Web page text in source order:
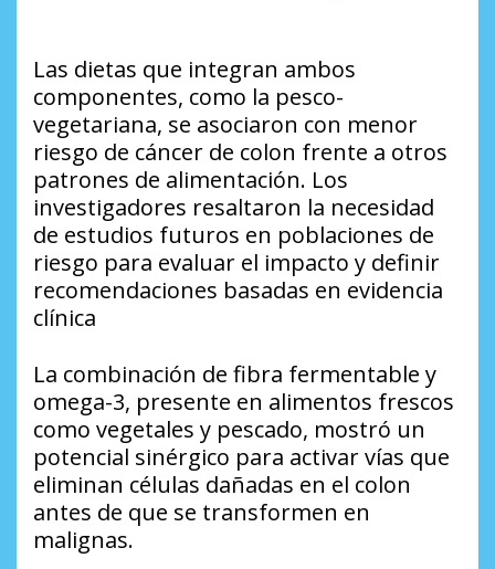
Las dietas que integran ambos
componentes, como la pesco-
vegetariana, se asociaron con menor
riesgo de cáncer de colon frente a otros
patrones de alimentación. Los
investigadores resaltaron la necesidad
de estudios futuros en poblaciones de
riesgo para evaluar el impacto y definir
recomendaciones basadas en evidencia
clínica
La combinación de fibra fermentable y
omega-3, presente en alimentos frescos
como vegetales y pescado, mostró un
potencial sinérgico para activar vías que
eliminan células dañadas en el colon
antes de que se transformen en
malignas.